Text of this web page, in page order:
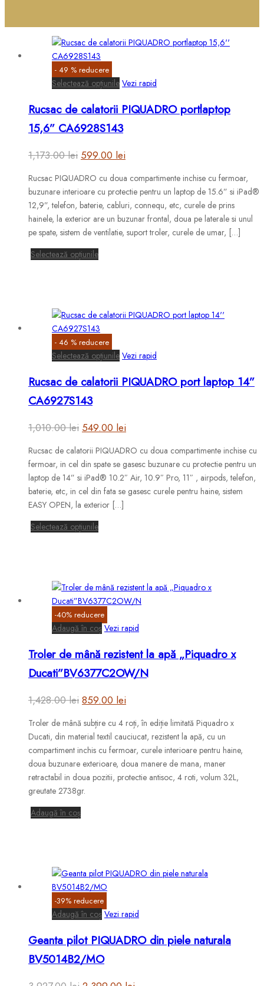
- 49 % reducere
Selectează opțiunile Acest
are
mai
multe
variații.
pot
fi
alese
în
pagina
Vezi rapid
Rucsac de calatorii PIQUADRO portlaptop
15,6” CA6928S143
1,173.00lei Prețul
a
fost:
1,173.00 lei.
599.00 lei
este:
599.00 lei.
Rucsac PIQUADRO cu doua compartimente inchise cu fermoar,
buzunare interioare cu protectie pentru un laptop de 15.6” si iPad®
12,9”, telefon, baterie, cabluri, connequ, etc, curele de prins
hainele, la exterior are un buzunar frontal, doua pe laterale si unul
pe spate, sistem de ventilatie, suport troler, curele de umar, […]
Selectează opțiunileAcest
multe
variații.
Opțiunile
pot
fi
alese
în
- 46 % reducere
Selectează opțiunile Acest
are
variații.
pot
fi
alese
în
pagina
Vezi rapid
Rucsac de calatorii PIQUADRO port laptop 14”
CA6927S143
1,010.00lei Prețul
a
fost:
1,010.00 lei.
549.00 lei
este:
549.00 lei.
Rucsac de calatorii PIQUADRO cu doua compartimente inchise cu
fermoar, in cel din spate se gasesc buzunare cu protectie pentru un
laptop de 14” si iPad® 10.2″ Air, 10.9″ Pro, 11″ , airpods, telefon,
baterie, etc, in cel din fata se gasesc curele pentru haine, sistem
EASY OPEN, la exterior […]
Selectează opțiunileAcest
variații.
Opțiunile
pot
fi
alese
în
pagina
-40% reducere
Adaugă în coș Vezi rapid
Troler de mână rezistent la apă „Piquadro x
Ducati”BV6377C2OW/N
1,428.00lei Prețul
inițial
a
fost:
1,428.00 lei.
859.00 lei
curent
este:
859.00 lei.
Troler de mână subțire cu 4 roți, în ediție limitată Piquadro x
Ducati, din material textil cauciucat, rezistent la apă, cu un
compartiment inchis cu fermoar, curele interioare pentru haine,
doua buzunare exterioare, doua manere de mana, maner
retractabil in doua pozitii, protectie antisoc, 4 roti, volum 32L,
greutate 2738gr.
Adaugă în coș
-39% reducere
Adaugă în coș Vezi rapid
Geanta pilot PIQUADRO din piele naturala
BV5014B2/MO